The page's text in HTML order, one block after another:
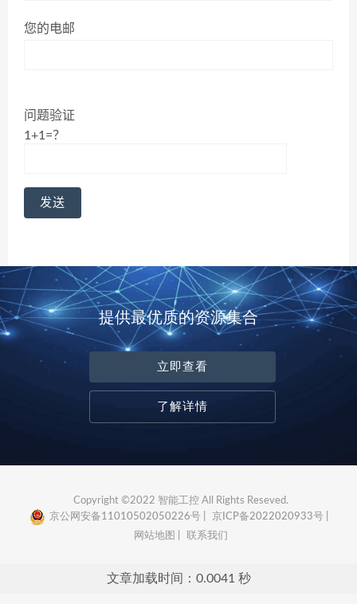
您的电邮
问题验证
1+1=？
提供最优质的资源集合
立即查看
了解详情
Copyright ©2022 智能工控 All Rights Reseved.
京公网安备11010502050226号 |
京ICP备2022020933号 |
网站地图 |
联系我们
文章加载时间：0.0041 秒